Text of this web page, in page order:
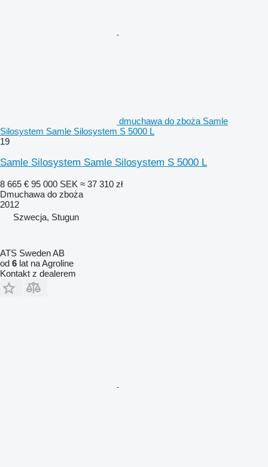
dmuchawa do zboża Samle
Silosystem Samle Silosystem S 5000 L
19
Samle Silosystem Samle Silosystem S 5000 L
8 665 € 95 000 SEK ≈ 37 310 zł
Dmuchawa do zboża
2012
Szwecja, Stugun
ATS Sweden AB
od 6 lat na Agroline
Kontakt z dealerem